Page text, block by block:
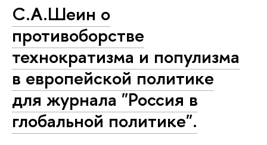
С.А.Шеин о
противоборстве
технократизма и популизма
в европейской политике
для журнала "Россия в
глобальной политике".